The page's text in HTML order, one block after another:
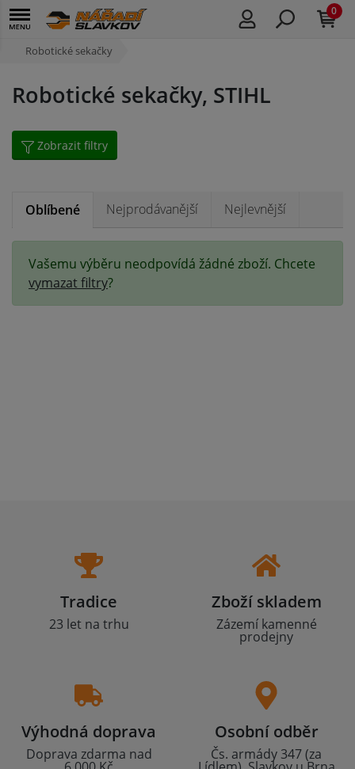
0
Robotické sekačky
Robotické sekačky, STIHL
Zobrazit filtry
Oblíbené Nejprodávanější Nejlevnější
Vašemu výběru neodpovídá žádné zboží. Chcete
vymazat filtry?
Tradice
23 let na trhu
Zboží skladem
Zázemí kamenné
prodejny
Výhodná doprava
Doprava zdarma nad
Osobní odběr
Čs. armády 347 (za